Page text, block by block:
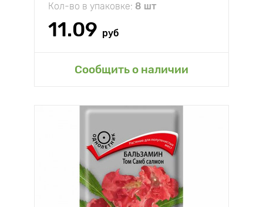
Кол-во в упаковке: 8 шт
11.09 руб
Сообщить о наличии